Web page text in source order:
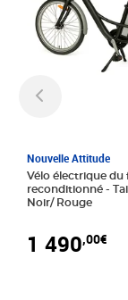
Nouvelle Attitude
Vélo électrique du
reconditionné - Taille normale -
Noir/ Rouge
1 490,00€